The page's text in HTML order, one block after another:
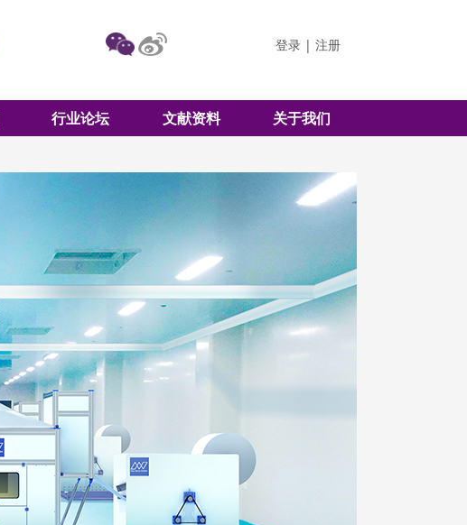
登录 | 注册
行业论坛 文献资料 关于我们